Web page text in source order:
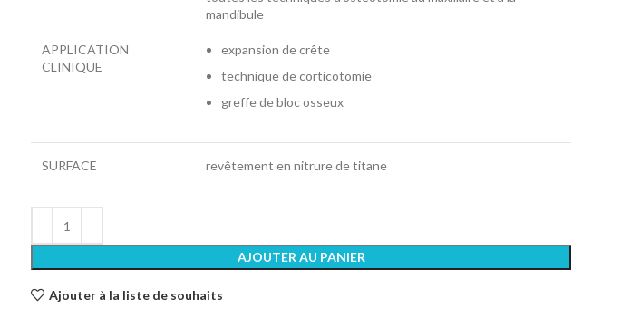
APPLICATION
CLINIQUE
mandibule
expansion de crête
technique de corticotomie
greffe de bloc osseux
SURFACE revêtement en nitrure de titane
AJOUTER AU PANIER
Ajouter à la liste de souhaits